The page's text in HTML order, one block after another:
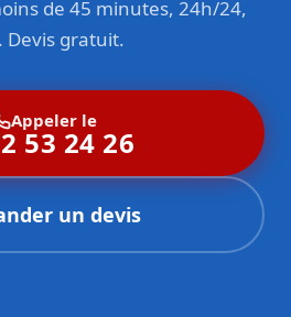
de 45 minutes, 24h/24,
Devis gratuit.
Appeler le
53 24 26
un devis